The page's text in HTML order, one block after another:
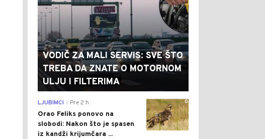
VODIČ ZA MALI SERVIS: SVE ŠTO
TREBA DA ZNATE O MOTORNOM
ULJU I FILTERIMA
0
LJUBIMCI Pre 2 h
Orao Feliks ponovo na
slobodi: Nakon što je spasen
iz kandži krijumčara ...